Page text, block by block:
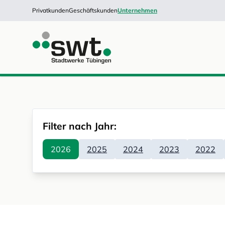
PrivatkundenGeschäftskundenUnternehmen
Filter nach Jahr:
2026 2025 2024 2023 2022